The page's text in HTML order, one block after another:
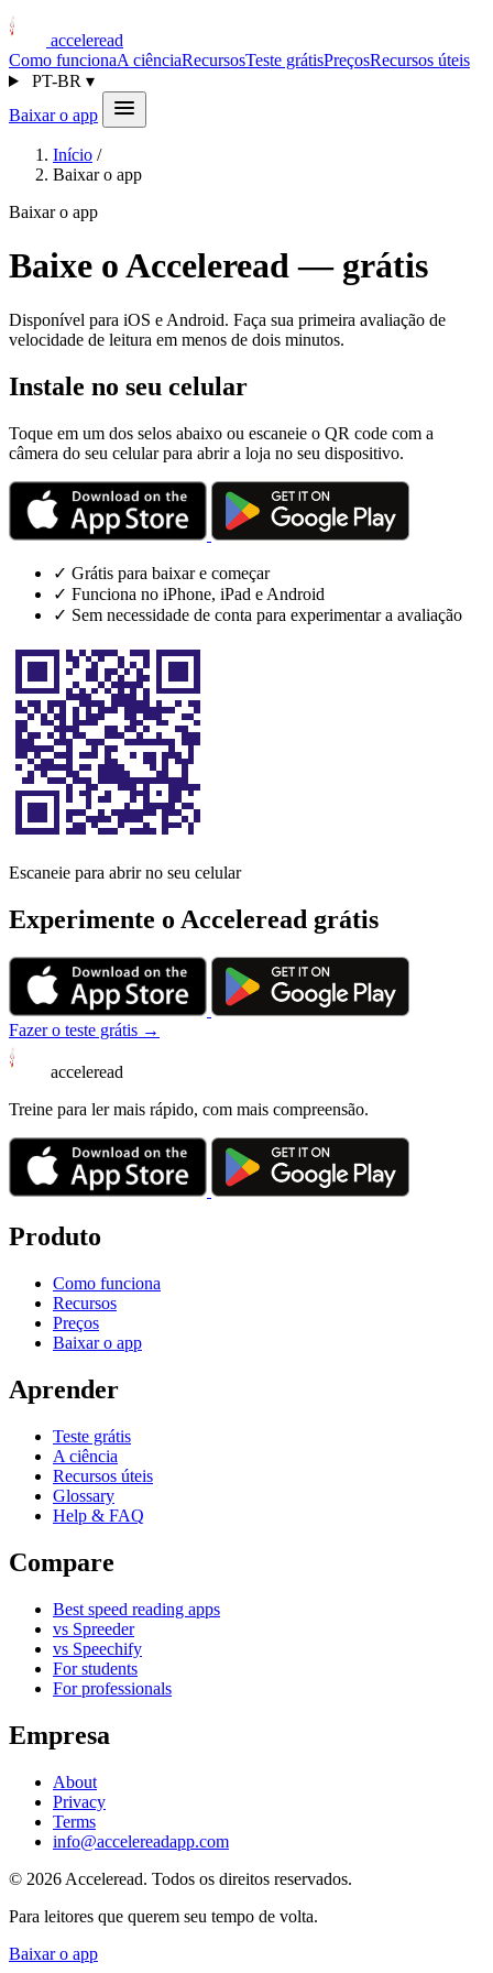
acceleread
Como funcionaA ciênciaRecursosTeste grátisPreçosRecursos úteis
PT-BR ▾
Baixar o app
Início /
Baixar o app
Baixar o app
Baixe o Acceleread — grátis
Disponível para iOS e Android. Faça sua primeira avaliação de
velocidade de leitura em menos de dois minutos.
Instale no seu celular
Toque em um dos selos abaixo ou escaneie o QR code com a
câmera do seu celular para abrir a loja no seu dispositivo.
✓ Grátis para baixar e começar
✓ Funciona no iPhone, iPad e Android
✓ Sem necessidade de conta para experimentar a avaliação
Escaneie para abrir no seu celular
Experimente o Acceleread grátis
Fazer o teste grátis →
acceleread
Treine para ler mais rápido, com mais compreensão.
Produto
Como funciona
Recursos
Preços
Baixar o app
Aprender
Teste grátis
A ciência
Recursos úteis
Glossary
Help & FAQ
Compare
Best speed reading apps
vs Spreeder
vs Speechify
For students
For professionals
Empresa
About
Privacy
Terms
info@accelereadapp.com
© 2026 Acceleread. Todos os direitos reservados.
Para leitores que querem seu tempo de volta.
Baixar o app